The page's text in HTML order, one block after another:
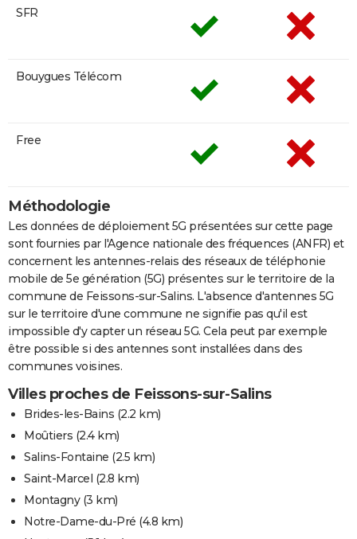
SFR
Bouygues Télécom
Free
Méthodologie
Les données de déploiement 5G présentées sur cette page
sont fournies par l'Agence nationale des fréquences (ANFR) et
concernent les antennes-relais des réseaux de téléphonie
mobile de 5e génération (5G) présentes sur le territoire de la
commune de Feissons-sur-Salins. L'absence d'antennes 5G
sur le territoire d'une commune ne signifie pas qu'il est
impossible d'y capter un réseau 5G. Cela peut par exemple
être possible si des antennes sont installées dans des
communes voisines.
Villes proches de Feissons-sur-Salins
Brides-les-Bains (2.2 km)
Moûtiers (2.4 km)
Salins-Fontaine (2.5 km)
Saint-Marcel (2.8 km)
Montagny(3 km)
Notre-Dame-du-Pré (4.8 km)